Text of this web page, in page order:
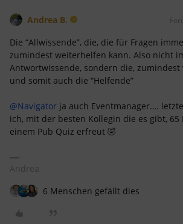
Andrea B.
Die “Allwissende”, die, die für Fragen
zumindest weiterhelfen kann. Also nicht
Antwortwissende, sondern die, zumindest
und somit auch die “Helfende”
@Navigator ja auch Eventmanager….
ich, mit der besten Kollegin die es gibt, 65
einem Pub Quiz erfreut 🤣
Andrea
6 Menschen gefällt dies